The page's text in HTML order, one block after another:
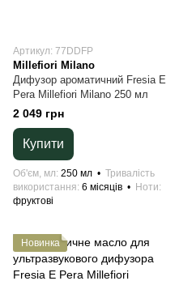
Артикул: 77DDFP
Millefiori Milano
Дифузор ароматичний Fresia E
Pera Millefiori Milano 250 мл
2 049 грн
Купити
Об'єм, мл 250 мл
Тривалість
використання 6 місяців
Ноти
фруктові
Новинка